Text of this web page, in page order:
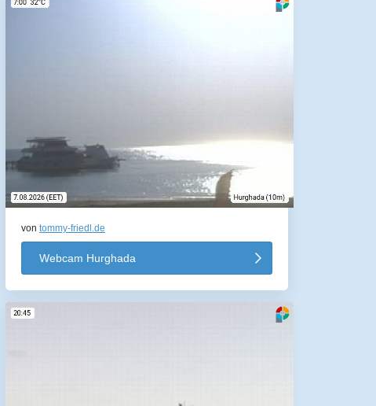
von tommy-friedl.de
Webcam Hurghada